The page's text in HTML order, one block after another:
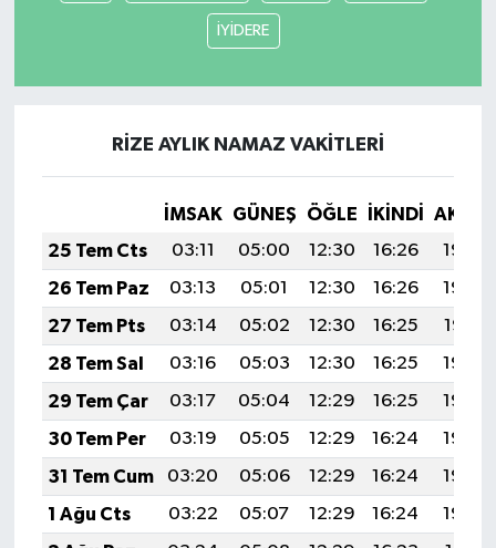
İYİDERE
RİZE AYLIK NAMAZ VAKITLERI
İMSAK GÜNEŞ ÖĞLE İKINDI
25 Tem Cts
03:11 05:00 12:30 16:26
19:49
26 Tem Paz
03:13 05:01 12:30 16:26
19:48
27 Tem Pts
03:14 05:02 12:30 16:25
19:47
28 Tem Sal
03:16 05:03 12:30 16:25
19:46
29 Tem Çar
03:17 05:04 12:29 16:25
19:45
30 Tem Per
03:19 05:05 12:29 16:24
19:44
31 Tem Cum
03:20 05:06 12:29 16:24
19:43
1 Ağu Cts
03:22 05:07 12:29 16:24
19:42